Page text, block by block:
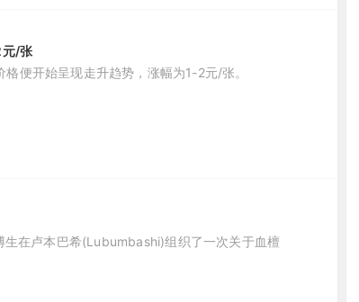
元/张
便开始呈现走升趋势，涨幅为1-2元/张。
在卢本巴希(Lubumbashi)组织了一次关于血檀